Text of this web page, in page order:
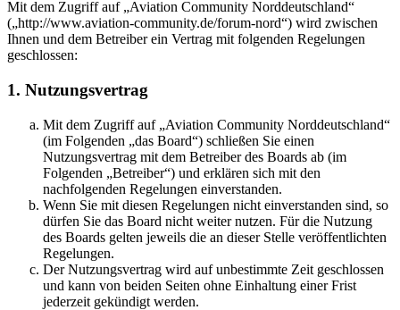
Mit dem Zugriff auf „Aviation Community Norddeutschland“
(„http://www.aviation-community.de/forum-nord“) wird zwischen
Ihnen und dem Betreiber ein Vertrag mit folgenden Regelungen
geschlossen:
1. Nutzungsvertrag
Mit dem Zugriff auf „Aviation Community Norddeutschland“
(im Folgenden „das Board“) schließen Sie einen
Nutzungsvertrag mit dem Betreiber des Boards ab (im
Folgenden „Betreiber“) und erklären sich mit den
nachfolgenden Regelungen einverstanden.
Wenn Sie mit diesen Regelungen nicht einverstanden sind, so
dürfen Sie das Board nicht weiter nutzen. Für die Nutzung
des Boards gelten jeweils die an dieser Stelle veröffentlichten
Regelungen.
Der Nutzungsvertrag wird auf unbestimmte Zeit geschlossen
und kann von beiden Seiten ohne Einhaltung einer Frist
jederzeit gekündigt werden.